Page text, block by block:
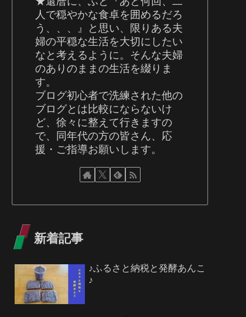
人で穏やかな食卓を囲めるだろ
う、、、』と思い、限りある夫
婦の平穏な生活を大切にしたい
なと考えるように。そんな夫婦
のありのままの生活を綴りま
す。
ブログ初心者で洗練された他の
ブログとは比較にならないけ
ど、徐々に整えて行きますの
で、同年代の方の皆さん、応
援・ご指導お願いします。
新着記事
♪ふるさと納税と発酵あんこ
♪